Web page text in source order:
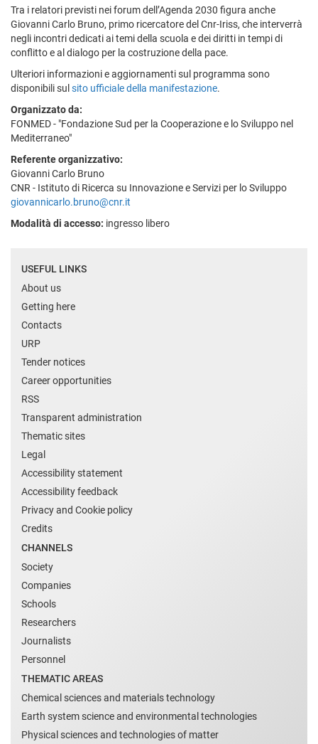
Tra i relatori previsti nei forum dell’Agenda 2030 figura anche
Giovanni Carlo Bruno, primo ricercatore del Cnr-Iriss, che interverrà
negli incontri dedicati ai temi della scuola e dei diritti in tempi di
conflitto e al dialogo per la costruzione della pace.
Ulteriori informazioni e aggiornamenti sul programma sono
disponibili sul sito ufficiale della manifestazione.
Organizzato da:
FONMED - "Fondazione Sud per la Cooperazione e lo Sviluppo nel
Mediterraneo"
Referente organizzativo:
Giovanni Carlo Bruno
CNR - Istituto di Ricerca su Innovazione e Servizi per lo Sviluppo
giovannicarlo.bruno@cnr.it
Modalità di accesso: ingresso libero
USEFUL LINKS
About us
Getting here
Contacts
URP
Tender notices
Career opportunities
RSS
Transparent administration
Thematic sites
Legal
Accessibility statement
Accessibility feedback
Privacy and Cookie policy
Credits
CHANNELS
Society
Companies
Schools
Researchers
Journalists
Personnel
THEMATIC AREAS
Chemical sciences and materials technology
Earth system science and environmental technologies
Physical sciences and technologies of matter